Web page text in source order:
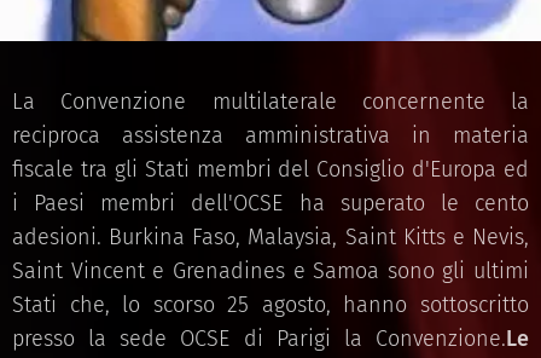
La Convenzione multilaterale concernente la
reciproca assistenza amministrativa in materia
fiscale tra gli Stati membri del Consiglio d'Europa ed
i Paesi membri dell'OCSE ha superato le cento
adesioni. Burkina Faso, Malaysia, Saint Kitts e Nevis,
Saint Vincent e Grenadines e Samoa sono gli ultimi
Stati che, lo scorso 25 agosto, hanno sottoscritto
presso la sede OCSE di Parigi la Convenzione.Le